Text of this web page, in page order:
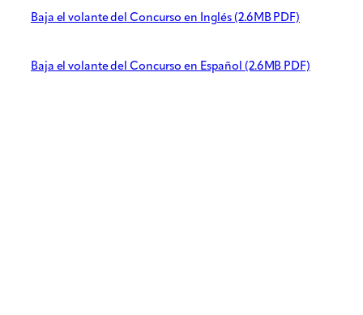
Baja el volante del Concurso en Inglés (2.6MB PDF)
Baja el volante del Concurso en Español (2.6MB PDF)